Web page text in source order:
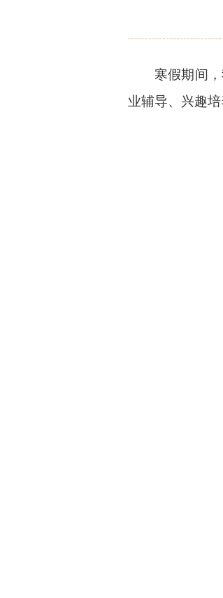
寒假期间
业辅导、兴趣